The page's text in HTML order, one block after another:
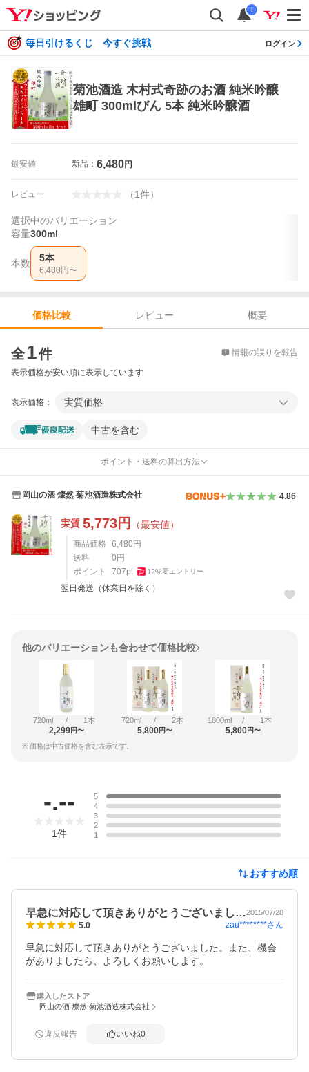
i
毎日引けるくじ 今すぐ挑戦 ログイン
菊池酒造 木村式奇跡のお酒 純米吟醸
雄町 300mlびん 5本 純米吟醸酒
最安値 新品： 6,480円
レビュー （1件）
選択中のバリエーション
容量300ml
本数 5本
6,480 円〜
価格比較 レビュー
概要
全1件 情報の誤りを報告
表示価格が安い順に表示しています
表示価格： 実質価格
中古を含む
ポイント・送料の算出方法
岡山の酒 燦然 菊池酒造株式会社 4.86
実質 5,773円 （最安値）
商品価格 6,480 円
送料
0 円
ポイント
707pt 12%要エントリー
翌日発送（休業日を除く）
他のバリエーションも合わせて価格比較
720ml / 1本
2,299円〜
720ml / 2本
5,800円〜
1800ml / 1本
5,800円〜
※ 価格は中古価格を含む表示です。
-.--
1件
5
4
3
2
1
おすすめ順
早急に対応して頂きありがとうございまし…2015/07/28
5.0 zau********さん
早急に対応して頂きありがとうございました。また、機会
がありましたら、よろしくお願いします。
購入したストア
岡山の酒 燦然 菊池酒造株式会社
違反報告 いいね0